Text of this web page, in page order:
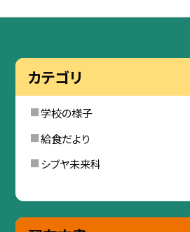
カテゴリ
学校の様子
給食だより
シブヤ未来科